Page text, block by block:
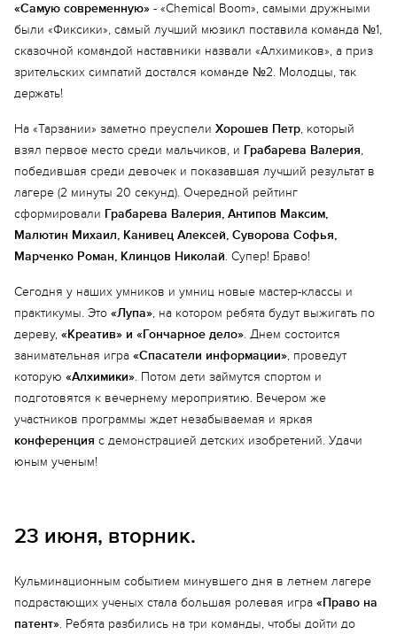
«Самую современную» - «Chemical Boom», самыми дружными
были «Фиксики», самый лучший мюзикл поставила команда №1,
сказочной командой наставники назвали «Алхимиков», а приз
зрительских симпатий достался команде №2. Молодцы, так
держать!
На «Тарзании» заметно преуспели Хорошев Петр, который
взял первое место среди мальчиков, и Грабарева Валерия,
победившая среди девочек и показавшая лучший результат в
лагере (2 минуты 20 секунд). Очередной рейтинг
сформировали Грабарева Валерия, Антипов Максим,
Малютин Михаил, Канивец Алексей, Суворова Софья,
Марченко Роман, Клинцов Николай. Супер! Браво!
Сегодня у наших умников и умниц новые мастер-классы и
практикумы. Это «Лупа», на котором ребята будут выжигать по
дереву, «Креатив» и «Гончарное дело». Днем состоится
занимательная игра «Спасатели информации», проведут
которую «Алхимики». Потом дети займутся спортом и
подготовятся к вечернему мероприятию. Вечером же
участников программы ждет незабываемая и яркая
конференция с демонстрацией детских изобретений. Удачи
юным ученым!
23 июня, вторник.
Кульминационным событием минувшего дня в летнем лагере
подрастающих ученых стала большая ролевая игра «Право на
патент». Ребята разбились на три команды, чтобы дойти до